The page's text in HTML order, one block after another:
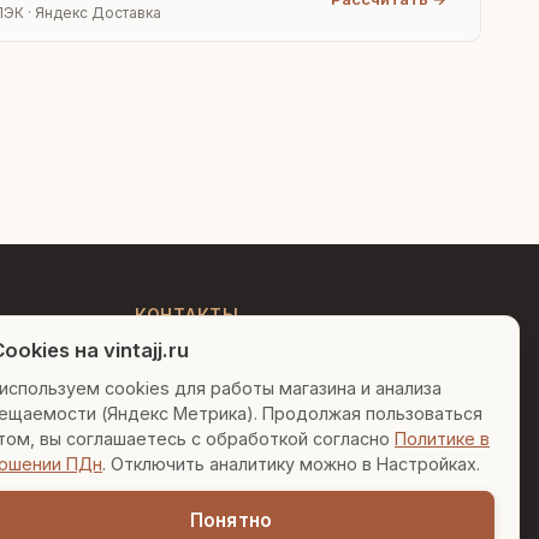
· Яндекс Доставка
КОНТАКТЫ
+7 (495) 150-52-26
AI-консультант в Telegram
sales@vintajj.ru
Пн-Пт: 10:00 - 19:00
на vintajj.ru
cookies для работы магазина и анализа
(Яндекс Метрика). Продолжая пользоваться
вы соглашаетесь с обработкой согласно Политике в
ПДн. Отключить аналитику можно в Настройках.
Понятно
декору. Чем могу помочь?
Вазы для гостиной
Подарок до 5000₽
Сочетание металлов